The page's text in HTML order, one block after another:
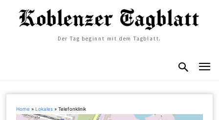
Der Tag beginnt mit dem Tagblatt.
Home »Lokales »Telefonklinik